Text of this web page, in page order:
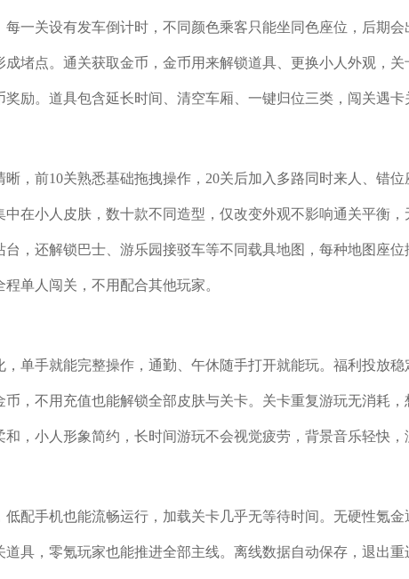
一关设有发车倒计时，不同颜色乘客只能坐同色座位，后期会
成堵点。通关获取金币，金币用来解锁道具、更换小人外观，
奖励。道具包含延长时间、清空车厢、一键归位三类，闯关遇卡
晰，前10关熟悉基础拖拽操作，20关后加入多路同时来人、错
中在小人皮肤，数十款不同造型，仅改变外观不影响通关平衡
台，还解锁巴士、游乐园接驳车等不同载具地图，每种地图座位
单人闯关，不用配合其他玩家。
，单手就能完整操作，通勤、午休随手打开就能玩。福利投放
币，不用充值也能解锁全部皮肤与关卡。关卡重复游玩无消耗
和，小人形象简约，长时间游玩不会视觉疲劳，背景音乐轻快，
低配手机也能流畅运行，加载关卡几乎无等待时间。无硬性氪
道具，零氪玩家也能推进全部主线。离线数据自动保存，退出